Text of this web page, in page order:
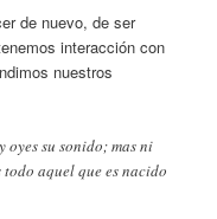
de nuevo, de ser
interacción con
nuestros
su sonido; mas ni
todo aquel que es nacido